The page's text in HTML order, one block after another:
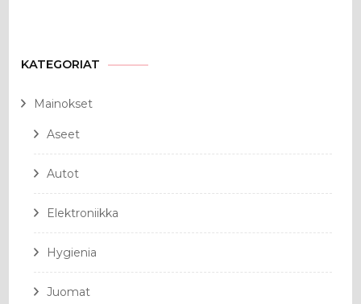
KATEGORIAT
Mainokset
Aseet
Autot
Elektroniikka
Hygienia
Juomat